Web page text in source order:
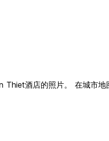
酒店的照片。 在城市